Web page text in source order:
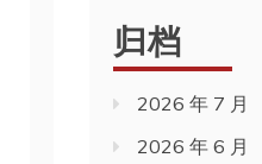
归档
2026 年 7 月
2026 年 6 月